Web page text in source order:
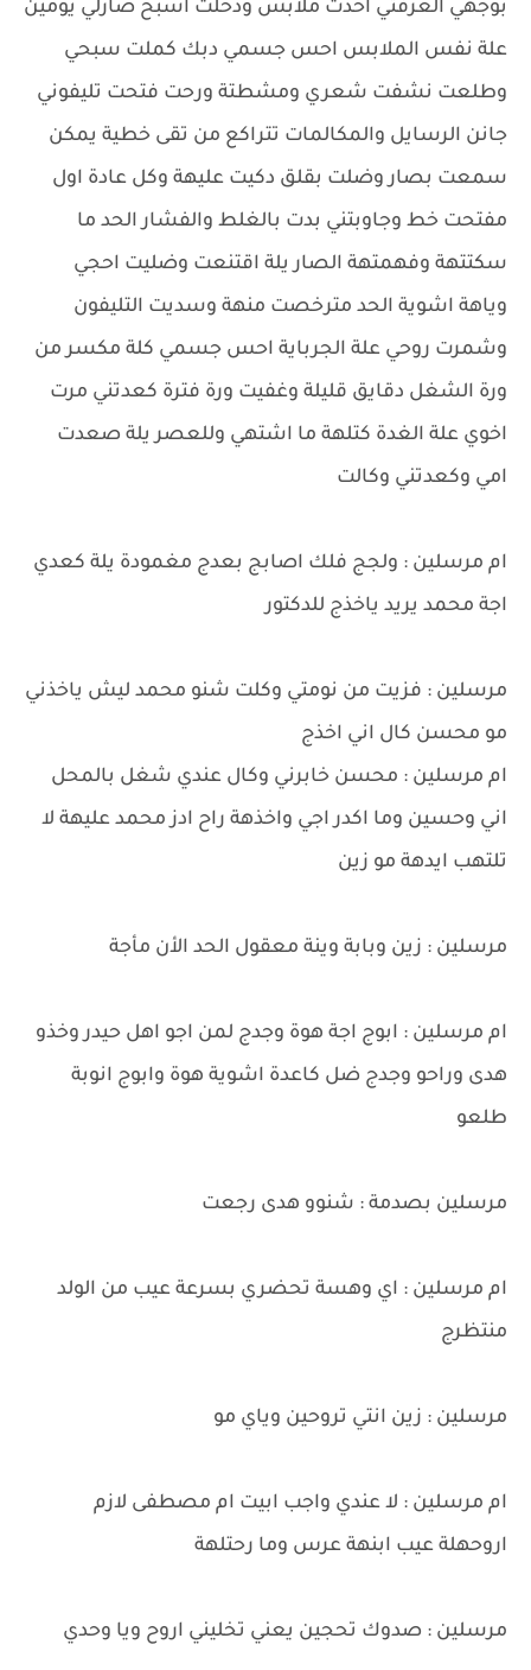
بوجهي الغرفتي اخذت ملابس ودخلت اسبح صارلي يومين
علة نفس الملابس احس جسمي دبك كملت سبحي
وطلعت نشفت شعري ومشطتة ورحت فتحت تليفوني
جانن الرسايل والمكالمات تتراكع من تقى خطية يمكن
سمعت بصار وضلت بقلق دكيت عليهة وكل عادة اول
مفتحت خط وجاوبتني بدت بالغلط والفشار الحد ما
سكتتهة وفهمتهة الصار يلة اقتنعت وضليت احجي
وياهة اشوية الحد مترخصت منهة وسديت التليفون
وشمرت روحي علة الجرباية احس جسمي كلة مكسر من
ورة الشغل دقايق قليلة وغفيت ورة فترة كعدتني مرت
اخوي علة الغدة كتلهة ما اشتهي وللعصر يلة صعدت
امي وكعدتني وكالت
ام مرسلين : ولجج فلك اصابج بعدج مغمودة يلة كعدي
اجة محمد يريد ياخذج للدكتور
مرسلين : فزيت من نومتي وكلت شنو محمد ليش ياخذني
مو محسن كال اني اخذج
ام مرسلين : محسن خابرني وكال عندي شغل بالمحل
اني وحسين وما اكدر اجي واخذهة راح ادز محمد عليهة لا
تلتهب ايدهة مو زين
مرسلين : زين وبابة وينة معقول الحد الأن مأجة
ام مرسلين : ابوج اجة هوة وجدج لمن اجو اهل حيدر وخذو
هدى وراحو وجدج ضل كاعدة اشوية هوة وابوج انوبة
طلعو
مرسلين بصدمة : شنوو هدى رجعت
ام مرسلين : اي وهسة تحضري بسرعة عيب من الولد
منتظرج
مرسلين : زين انتي تروحين وياي مو
ام مرسلين : لا عندي واجب ابيت ام مصطفى لازم
اروحهلة عيب ابنهة عرس وما رحتلهة
مرسلين : صدوك تحجين يعني تخليني اروح ويا وحدي